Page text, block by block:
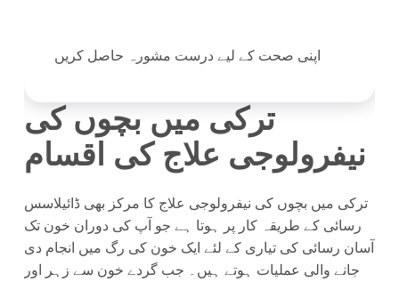
اپنی صحت کے لیے درست مشورہ حاصل کریں
ترکی میں بچوں کی
نیفرولوجی علاج کی اقسام
ترکی میں بچوں کی نیفرولوجی علاج کا مرکز بھی ڈائیلاسس
رسائی کے طریقہ کار پر ہوتا ہے جو آپ کی دوران خون تک
آسان رسائی کی تیاری کے لئے ایک خون کی رگ میں انجام دی
جانے والی عملیات ہوتے ہیں۔ جب گردے خون سے زہر اور